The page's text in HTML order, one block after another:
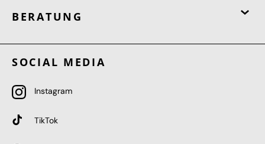
BERATUNG
SOCIAL MEDIA
Instagram
TikTok